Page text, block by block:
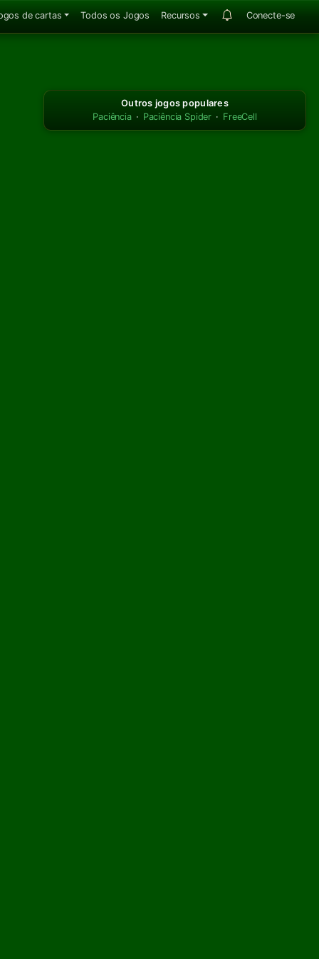
de cartas Todos os Jogos Recursos Conecte-se
Outros jogos populares
Paciência · Paciência Spider · FreeCell